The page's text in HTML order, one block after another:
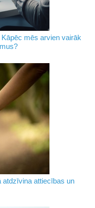
mēs arvien vairāk
atdzīvina attiecības un